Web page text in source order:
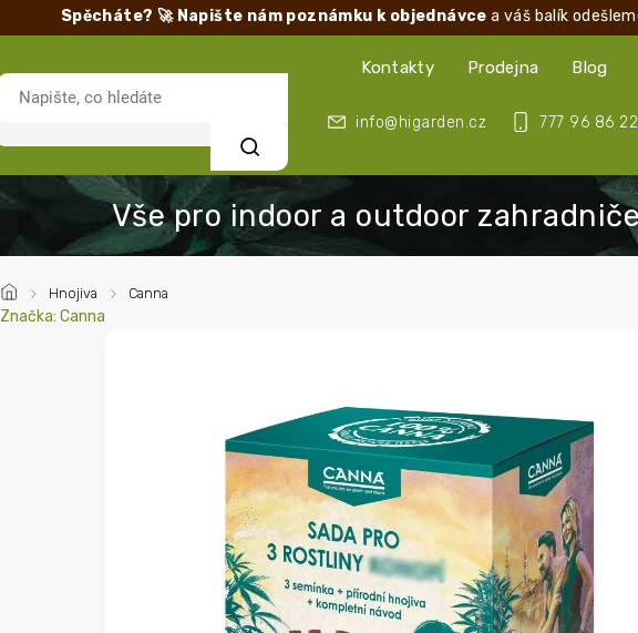
Spěcháte? 🚀 Napište nám poznámku k objednávce a váš balík
777 96 86 22
info@higarden.cz
Kontakty Prodejna Blog
Hledat
/ Hnojiva / Canna
Značka: Canna